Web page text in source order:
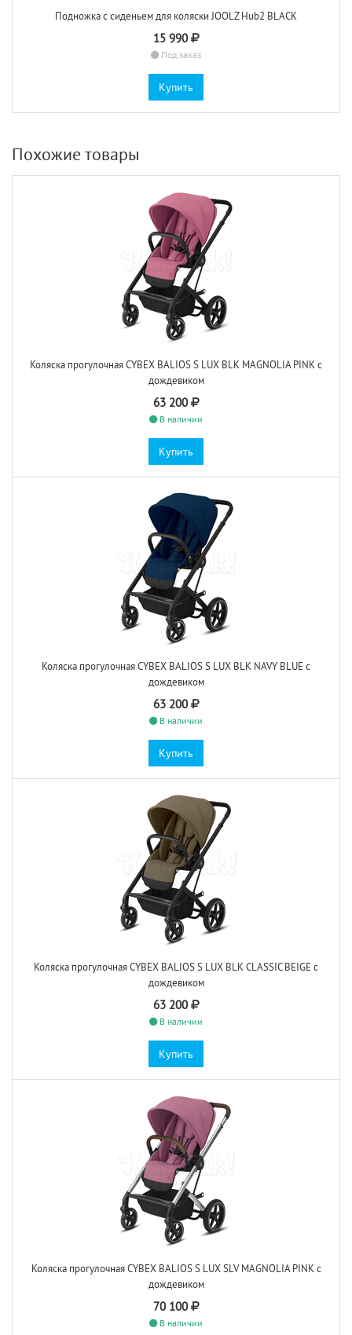
Подножка с сиденьем для коляски JOOLZ Hub2 BLACK
15 990
Под заказ
Купить
Похожие товары
Коляска прогулочная CYBEX BALIOS S LUX BLK MAGNOLIA PINK с
дождевиком
63 200
В наличии
Купить
Коляска прогулочная CYBEX BALIOS S LUX BLK NAVY BLUE с
дождевиком
63 200
В наличии
Купить
Коляска прогулочная CYBEX BALIOS S LUX BLK CLASSIC BEIGE с
дождевиком
63 200
В наличии
Купить
Коляска прогулочная CYBEX BALIOS S LUX SLV MAGNOLIA PINK с
дождевиком
70 100
В наличии